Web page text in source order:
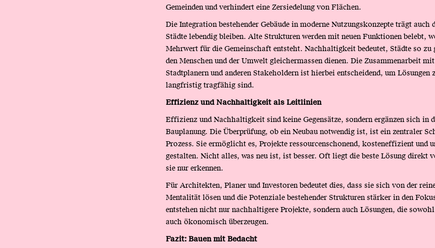
Gemeinden und verhindert eine Zersiedelung von Flächen.
Die Integration bestehender Gebäude in moderne Nutzungskonzepte trägt auch
Städte lebendig bleiben. Alte Strukturen werden mit neuen Funktionen belebt,
Mehrwert für die Gemeinschaft entsteht. Nachhaltigkeit bedeutet, Städte so zu
den Menschen und der Umwelt gleichermassen dienen. Die Zusammenarbeit
Stadtplanern und anderen Stakeholdern ist hierbei entscheidend, um Lösungen
langfristig tragfähig sind.
Effizienz und Nachhaltigkeit als Leitlinien
Effizienz und Nachhaltigkeit sind keine Gegensätze, sondern ergänzen sich in
Bauplanung. Die Überprüfung, ob ein Neubau notwendig ist, ist ein zentraler
Prozess. Sie ermöglicht es, Projekte ressourcenschonend, kosteneffizient und
gestalten. Nicht alles, was neu ist, ist besser. Oft liegt die beste Lösung direkt
sie nur erkennen.
Für Architekten, Planer und Investoren bedeutet dies, dass sie sich von der
Mentalität lösen und die Potenziale bestehender Strukturen stärker in den
entstehen nicht nur nachhaltigere Projekte, sondern auch Lösungen, die
auch ökonomisch überzeugen.
Fazit: Bauen mit Bedacht